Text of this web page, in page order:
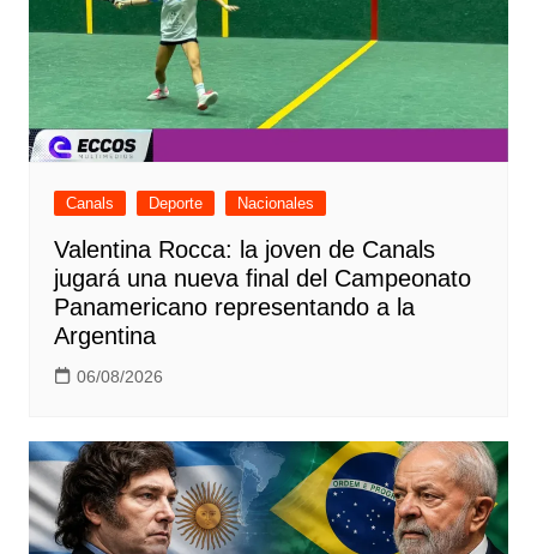
Canals Deporte Nacionales
Valentina Rocca: la joven de Canals
jugará una nueva final del Campeonato
Panamericano representando a la
Argentina
06/08/2026